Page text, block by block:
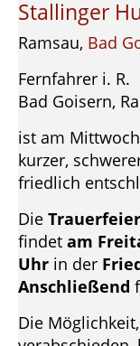
Stallinger
Ramsau, Bad
Fernfahrer i. R.
Bad Goisern,
ist am
kurzer,
friedlich
Die Trauerfeier
findet am
Uhr in der
Anschließend
Die